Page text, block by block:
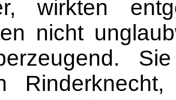
wirkten
nicht